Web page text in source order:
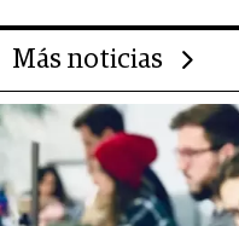
Más noticias